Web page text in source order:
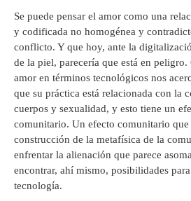
Se puede pensar el amor como una
y codificada no homogénea y
conflicto. Y que hoy, ante la
de la piel, parecería que está en peligro.
amor en términos tecnológicos nos
que su práctica está relacionada con la
cuerpos y sexualidad, y esto tiene un
comunitario. Un efecto comunitario que
construcción de la metafísica de la
enfrentar la alienación que parece
encontrar, ahí mismo, posibilidades
tecnología.